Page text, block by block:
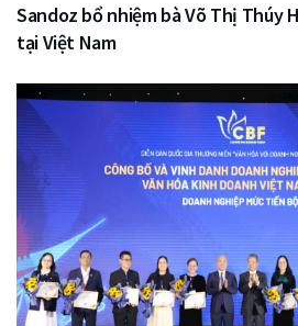
Sandoz bổ nhiệm bà Võ Thị Thúy
tại Việt Nam